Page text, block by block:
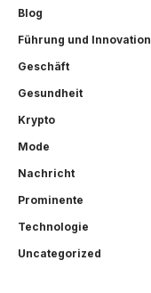
Blog
Führung und Innovation
Geschäft
Gesundheit
Krypto
Mode
Nachricht
Prominente
Technologie
Uncategorized